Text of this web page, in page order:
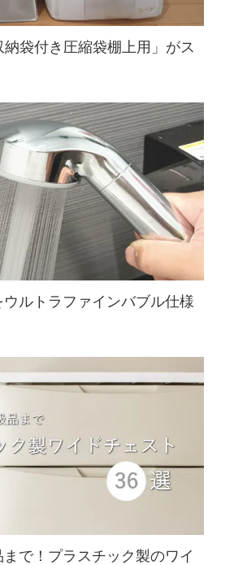
袋付き圧縮袋棚上用」がス
ルトラファインバブル仕様
で！プラスチック製のワイ